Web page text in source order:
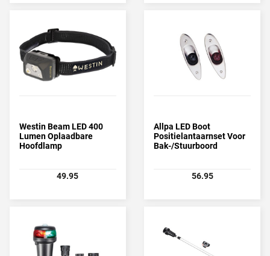
Westin Beam LED 400
Lumen Oplaadbare
Hoofdlamp
49.95
Allpa LED Boot
Positielantaarnset Voor
Bak-/Stuurboord
56.95